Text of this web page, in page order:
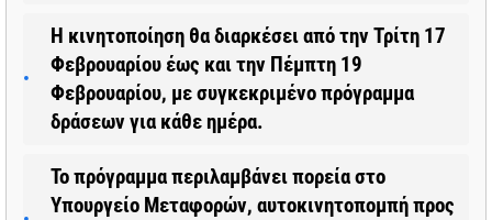
Η κινητοποίηση θα διαρκέσει από την Τρίτη 17
Φεβρουαρίου έως και την Πέμπτη 19
Φεβρουαρίου, με συγκεκριμένο πρόγραμμα
δράσεων για κάθε ημέρα.
Το πρόγραμμα περιλαμβάνει πορεία στο
Υπουργείο Μεταφορών, αυτοκινητοπομπή προς